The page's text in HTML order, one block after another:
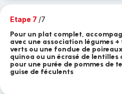
Etape 7 /7
Pour un plat complet,
avec une association légumes
verts ou une fondue de
quinoa ou un écrasé de
pour une purée de pommes de
guise de féculents